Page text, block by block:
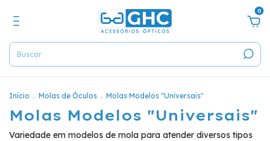
0
Início . Molas de Óculos . Molas Modelos "Universais"
Molas Modelos "Universais"
Variedade em modelos de mola para atender diversos tipos